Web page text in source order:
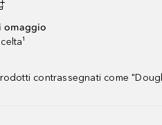
omaggio
contrassegnati come